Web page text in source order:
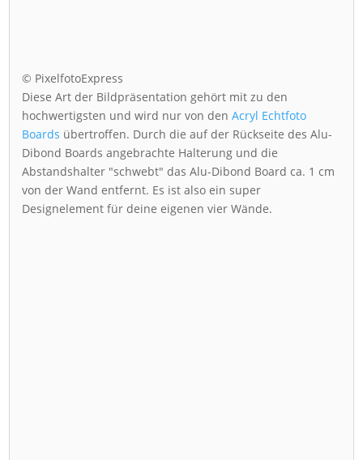
© PixelfotoExpress
Diese Art der Bildpräsentation gehört mit zu den
hochwertigsten und wird nur von denAcryl Echtfoto
Boards übertroffen. Durch die auf der Rückseite des Alu-
Dibond Boards angebrachte Halterung und die
Abstandshalter "schwebt" das Alu-Dibond Board ca. 1 cm
von der Wand entfernt. Es ist also ein super
Designelement für deine eigenen vier Wände.